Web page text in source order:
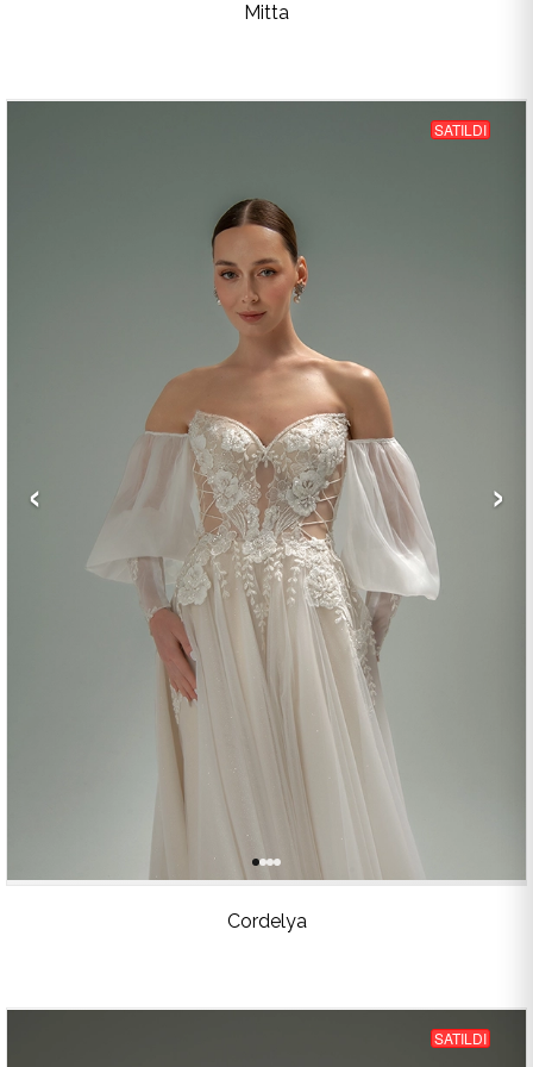
Mitta
SATILDI
‹ ›
Cordelya
SATILDI